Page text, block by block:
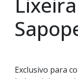
Exclusivo para